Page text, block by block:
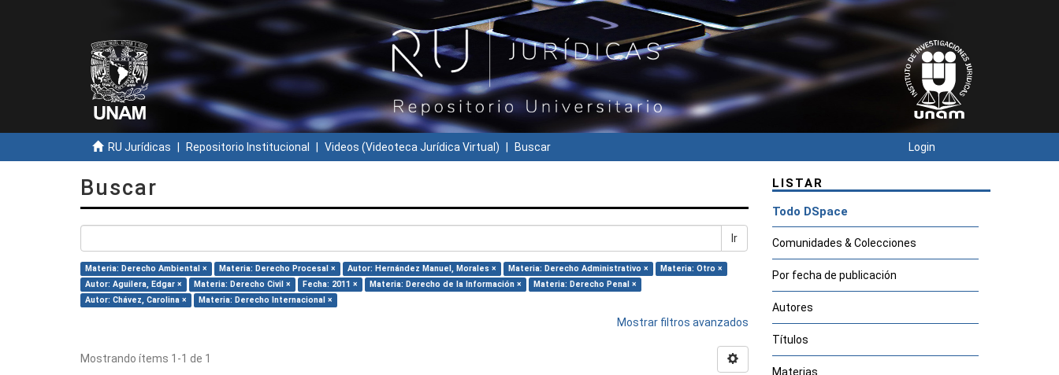
RU Jurídicas Repositorio Institucional Videos (Videoteca Jurídica Virtual) Buscar Login
Buscar
Ir
Materia: Derecho Ambiental × Materia: Derecho Procesal × Autor: Hernández Manuel, Morales × Materia: Derecho Administrativo ×
Materia: Otro ×
Autor: Aguilera, Edgar ×
Materia: Derecho Civil × Fecha: 2011 × Materia: Derecho de la Información ×
Materia: Derecho Penal ×
Autor: Chávez, Carolina ×
Materia: Derecho Internacional ×
Mostrar filtros avanzados
Mostrando ítems 1-1 de 1
LISTAR
Todo DSpace
Comunidades & Colecciones
Por fecha de publicación
Autores
Títulos
Materias